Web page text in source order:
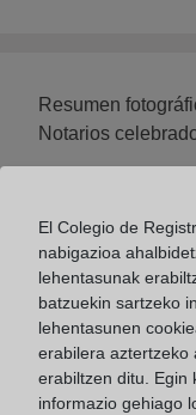
Resumen
Notarios
El Colegio de
nabigazioa
lehentasunak
batzuekin sartzeko
lehentasunen
erabilera aztertzeko
erabiltzen ditu. Egin
informazio gehiago